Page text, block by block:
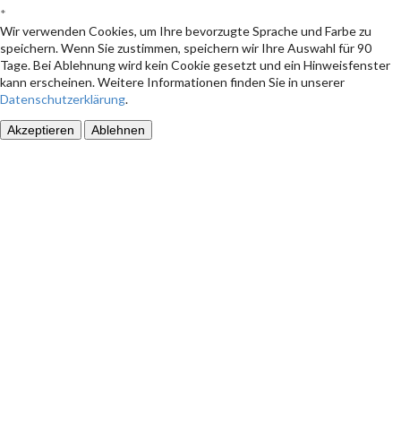
*
Wir verwenden Cookies, um Ihre bevorzugte Sprache und Farbe zu
speichern. Wenn Sie zustimmen, speichern wir Ihre Auswahl für 90
Tage. Bei Ablehnung wird kein Cookie gesetzt und ein Hinweisfenster
kann erscheinen. Weitere Informationen finden Sie in unserer
Datenschutzerklärung.
Akzeptieren Ablehnen